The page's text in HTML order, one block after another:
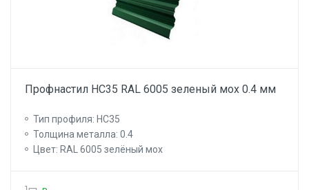
Профнастил НС35 RAL 6005 зеленый мох 0.4 мм
Тип профиля: НС35
Толщина металла: 0.4
Цвет: RAL 6005 зелёный мох